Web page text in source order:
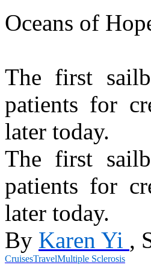
Oceans of
The first
patients for
later today.
The first
patients for
later today.
By Karen Yi ,
CruisesTravelMultiple Sclerosis